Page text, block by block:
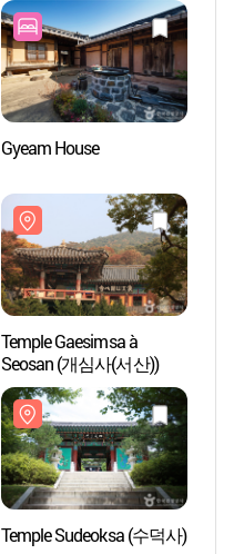
Gyeam House
Temple Gaesimsa à
Seosan (개심사(서산))
Temple Sudeoksa (수덕사)